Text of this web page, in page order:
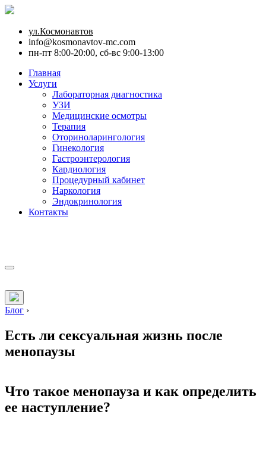
ул.Космонавтов
info@kosmonavtov-mc.com
пн-пт 8:00-20:00, сб-вс 9:00-13:00
Главная
Услуги
Лабораторная диагностика
УЗИ
Медицинские осмотры
Терапия
Оториноларингология
Гинекология
Гастроэнтерология
Кардиология
Процедурный кабинет
Наркология
Эндокринология
Контакты
Блог ›
Есть ли сексуальная жизнь после
менопаузы
Что такое менопауза и как определить
ее наступление?